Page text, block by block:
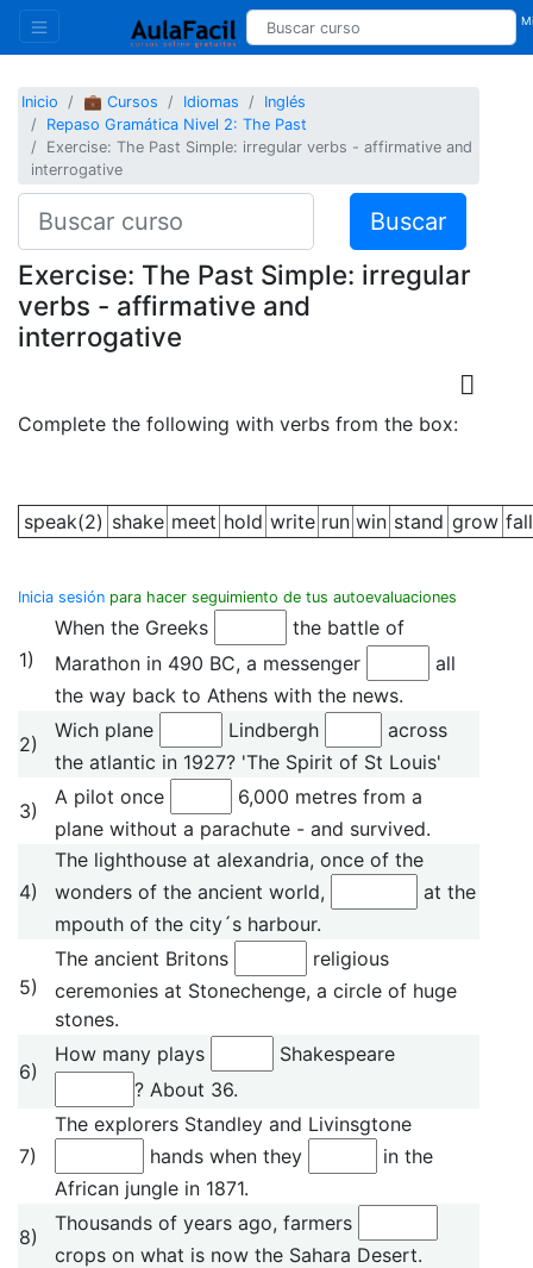
Inicio 💼 Cursos Idiomas
Inglés
Repaso Gramática Nivel 2: The Past
Exercise: The Past Simple: irregular verbs - affirmative and
interrogative
Buscar
Exercise: The Past Simple: irregular
verbs - affirmative and
interrogative
Complete the following with verbs from the box:
speak(2) shake meet hold write run win stand grow fall
Inicia sesión para hacer seguimiento de tus autoevaluaciones
1)
When the Greeks
the battle of
Marathon in 490 BC, a messenger
all
the way back to Athens with the news.
2)
Wich plane Lindbergh
across
the atlantic in 1927? 'The Spirit of St Louis'
3)
A pilot once
6,000 metres from a
plane without a parachute - and survived.
4)
The lighthouse at alexandria, once of the
wonders of the ancient world,
at the
mpouth of the city´s harbour.
5)
The ancient Britons
religious
ceremonies at Stonechenge, a circle of huge
stones.
6)
How many plays
Shakespeare
? About 36.
7)
The explorers Standley and Livinsgtone
hands when they
in the
African jungle in 1871.
8)
Thousands of years ago, farmers
crops on what is now the Sahara Desert.